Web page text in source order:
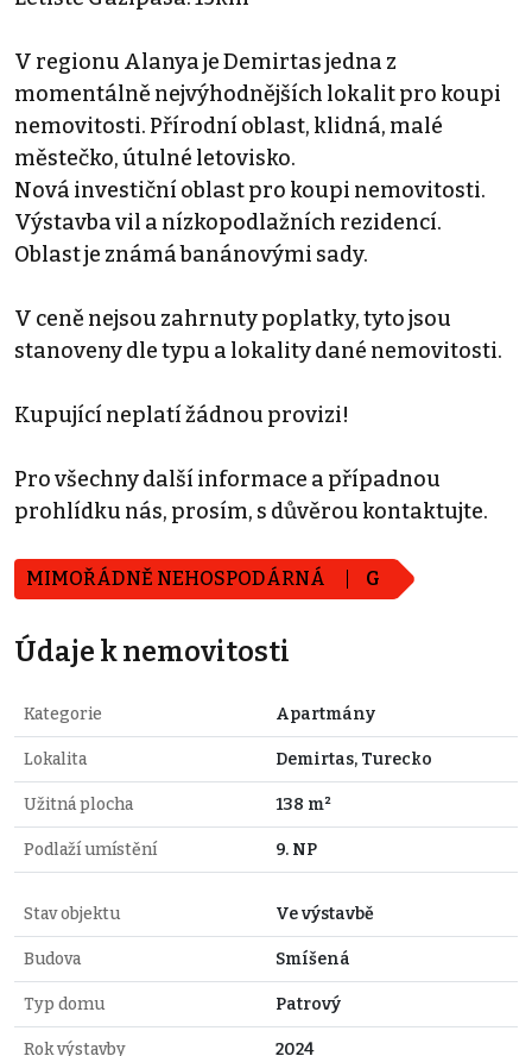
V regionu Alanya je Demirtas jedna z
momentálně nejvýhodnějších lokalit pro koupi
nemovitosti. Přírodní oblast, klidná, malé
městečko, útulné letovisko.
Nová investiční oblast pro koupi nemovitosti.
Výstavba vil a nízkopodlažních rezidencí.
Oblast je známá banánovými sady.
V ceně nejsou zahrnuty poplatky, tyto jsou
stanoveny dle typu a lokality dané nemovitosti.
Kupující neplatí žádnou provizi!
Pro všechny další informace a případnou
prohlídku nás, prosím, s důvěrou kontaktujte.
MIMOŘÁDNĚ NEHOSPODÁRNÁ G
Údaje k nemovitosti
Kategorie Apartmány
Lokalita Demirtas, Turecko
Užitná plocha 138 m²
Podlaží umístění 9. NP
Stav objektu Ve výstavbě
Budova Smíšená
Typ domu Patrový
Rok výstavby 2024